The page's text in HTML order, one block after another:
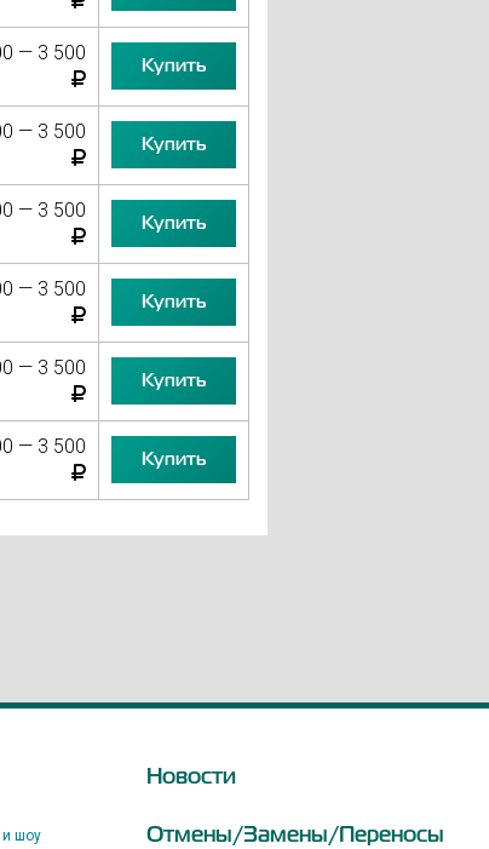
— 3 500
Купить
— 3 500
Купить
— 3 500
Купить
— 3 500
Купить
— 3 500
Купить
— 3 500
Купить
шоу
Новости
Отмены/Замены/Переносы